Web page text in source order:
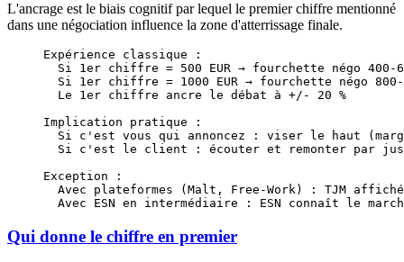
L'ancrage est le biais cognitif par lequel le premier chiffre mentionné
dans une négociation influence la zone d'atterrissage finale.
Expérience classique :
Si 1er chiffre = 500 EUR → fourchette négo 400-
Si 1er chiffre = 1000 EUR → fourchette négo
  Le 1er chiffre ancre le débat à +/- 20 %
Implication pratique :
Si c'est vous qui annoncez : viser le haut
Si c'est le client : écouter et remonter par
Exception :
Avec plateformes (Malt, Free-Work) : TJM
Avec ESN en intermédiaire : ESN connaît le
Qui donne le chiffre en premier